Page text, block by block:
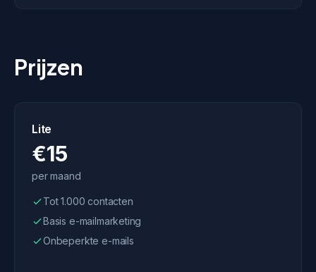
Prijzen
Lite
€15
per maand
Tot 1.000 contacten
Basis e-mailmarketing
Onbeperkte e-mails